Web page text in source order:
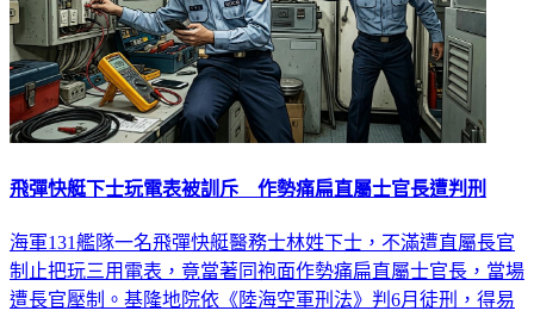
飛彈快艇下士玩電表被訓斥 作勢痛扁直屬士官長遭判刑
海軍131艦隊一名飛彈快艇醫務士林姓下士，不滿遭直屬長官
制止把玩三用電表，竟當著同袍面作勢痛扁直屬士官長，當場
遭長官壓制。基隆地院依《陸海空軍刑法》判6月徒刑，得易